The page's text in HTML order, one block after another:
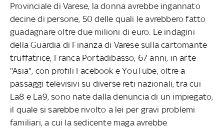
Provinciale di Varese, la donna avrebbe ingannato
decine di persone, 50 delle quali le avrebbero fatto
guadagnare oltre due milioni di euro. Le indagini
della Guardia di Finanza di Varese sulla cartomante
truffatrice, Franca Portadibasso, 67 anni, in arte
"Asia", con profili Facebook e YouTube, oltre a
passaggi televisivi su diverse reti nazionali, tra cui
La8 e La9, sono nate dalla denuncia di un impiegato,
il quale si sarebbe rivolto a lei per gravi problemi
familiari, a cui la sedicente maga avrebbe